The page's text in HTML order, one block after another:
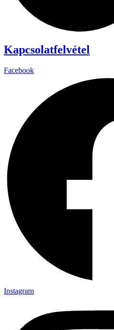
Kapcsolatfelvétel
Facebook
Instagram